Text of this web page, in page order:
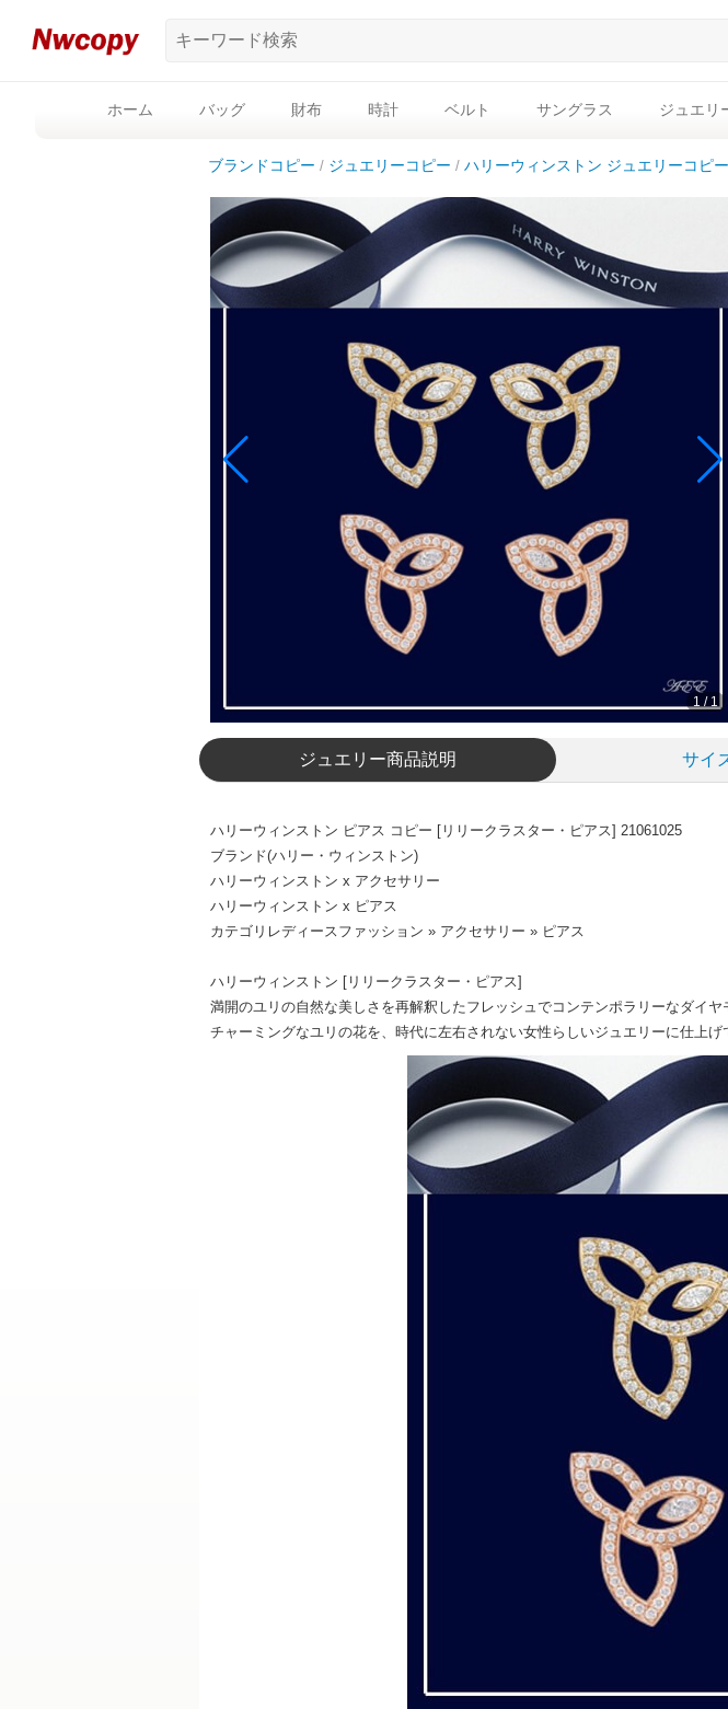
ホーム バッグ 財布 時計 ベルト サングラス ジュエリ
ブランドコピー ジュエリーコピー ハリーウィンストン ジュエリーコピー
1 / 1
ジュエリー商品説明 サイ
ハリーウィンストン ピアス コピー [リリークラスター・ピアス] 21061025
ブランド(ハリー・ウィンストン)
ハリーウィンストン x アクセサリー
ハリーウィンストン x ピアス
カテゴリレディースファッション » アクセサリー » ピアス
ハリーウィンストン [リリークラスター・ピアス]
満開のユリの自然な美しさを再解釈したフレッシュでコンテンポラリーなダイヤ
チャーミングなユリの花を、時代に左右されない女性らしいジュエリーに仕上げ